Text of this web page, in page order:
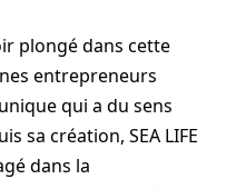
plongé dans cette
entrepreneurs
qui a du sens
sa création, SEA LIFE
dans la